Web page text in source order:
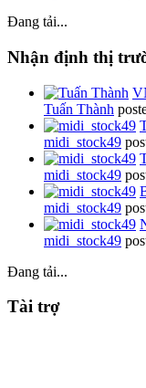
Đang tải...
Nhận định thị
Tuấn Thành
midi_stock49
midi_stock49
midi_stock49
midi_stock49
Đang tải...
Tài trợ